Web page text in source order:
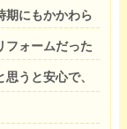
にもかかわら
フォームだった
うと安心で、